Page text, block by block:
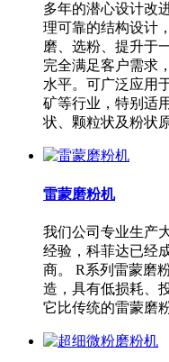
多年的潜心设计改
理可靠的结构设计
磨、选粉、提升于
完全满足客户需求
水平。可广泛应用
矿等行业，特别适
状、颗粒状及粉状
雷蒙磨粉机
我们公司专业生产
经验，科菲达已经
商。 R系列雷蒙磨
造，具有低损耗、
它比传统的雷蒙磨